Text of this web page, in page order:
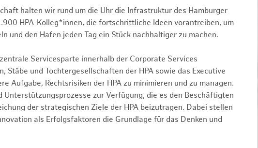
halten wir rund um die Uhr die Infrastruktur des Hamburger
HPA-Kolleg*innen, die fortschrittliche Ideen vorantreiben, um
und den Hafen jeden Tag ein Stück nachhaltiger zu machen.
Servicesparte innerhalb der Corporate Services
Stäbe und Tochtergesellschaften der HPA sowie das Executive
Aufgabe, Rechtsrisiken der HPA zu minimieren und zu managen.
zur Verfügung, die es den Beschäftigten
der strategischen Ziele der HPA beizutragen. Dabei stellen
als Erfolgsfaktoren die Grundlage für das Denken und